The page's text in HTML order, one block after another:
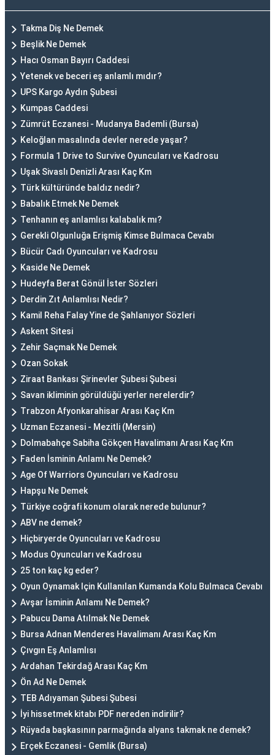
Takma Diş Ne Demek
Beşlik Ne Demek
Hacı Osman Bayırı Caddesi
Yetenek ve beceri eş anlamlı mıdır?
UPS Kargo Aydın Şubesi
Kumpas Caddesi
Zümrüt Eczanesi - Mudanya Bademli (Bursa)
Keloğlan masalında devler nerede yaşar?
Formula 1 Drive to Survive Oyuncuları ve Kadrosu
Uşak Sivaslı Denizli Arası Kaç Km
Türk kültüründe baldız nedir?
Babalık Etmek Ne Demek
Tenhanın eş anlamlısı kalabalık mı?
Gerekli Olgunluğa Erişmiş Kimse Bulmaca Cevabı
Bücür Cadı Oyuncuları ve Kadrosu
Kaside Ne Demek
Hudeyfa Berat Gönül İster Sözleri
Derdin Zıt Anlamlısı Nedir?
Kamil Reha Falay Yine de Şahlanıyor Sözleri
Askent Sitesi
Zehir Saçmak Ne Demek
Ozan Sokak
Ziraat Bankası Şirinevler Şubesi Şubesi
Savan ikliminin görüldüğü yerler nerelerdir?
Trabzon Afyonkarahisar Arası Kaç Km
Uzman Eczanesi - Mezitli (Mersin)
Dolmabahçe Sabiha Gökçen Havalimanı Arası Kaç Km
Faden İsminin Anlamı Ne Demek?
Age Of Warriors Oyuncuları ve Kadrosu
Hapşu Ne Demek
Türkiye coğrafi konum olarak nerede bulunur?
ABV ne demek?
Hiçbiryerde Oyuncuları ve Kadrosu
Modus Oyuncuları ve Kadrosu
25 ton kaç kg eder?
Oyun Oynamak Için Kullanılan Kumanda Kolu Bulmaca Cevabı
Avşar İsminin Anlamı Ne Demek?
Pabucu Dama Atılmak Ne Demek
Bursa Adnan Menderes Havalimanı Arası Kaç Km
Çıvgın Eş Anlamlısı
Ardahan Tekirdağ Arası Kaç Km
Ön Ad Ne Demek
TEB Adıyaman Şubesi Şubesi
İyi hissetmek kitabı PDF nereden indirilir?
Rüyada başkasının parmağında alyans takmak ne demek?
Erçek Eczanesi - Gemlik (Bursa)